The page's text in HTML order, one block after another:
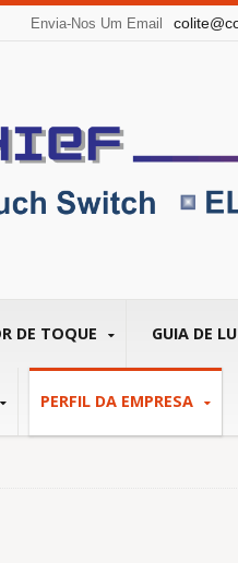
Envia-Nos Um Email
DE TOQUE GUIA DE
PERFIL DA EMPRESA